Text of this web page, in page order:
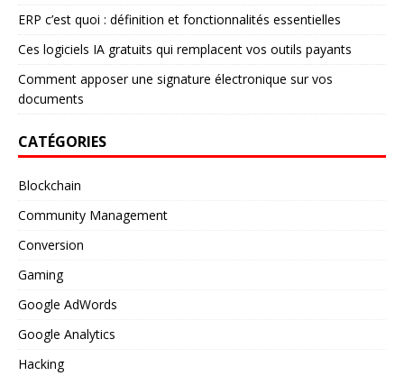
ERP c’est quoi : définition et fonctionnalités essentielles
Ces logiciels IA gratuits qui remplacent vos outils payants
Comment apposer une signature électronique sur vos
documents
CATÉGORIES
Blockchain
Community Management
Conversion
Gaming
Google AdWords
Google Analytics
Hacking